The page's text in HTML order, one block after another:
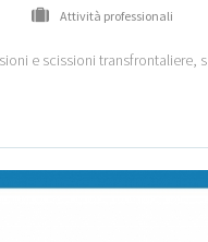
Attività professionali
e scissioni transfrontaliere,